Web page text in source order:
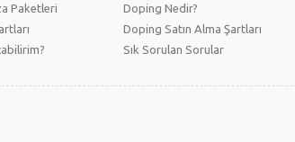
Paketleri
Doping Nedir?
Doping Satın Alma Şartları
Sık Sorulan Sorular